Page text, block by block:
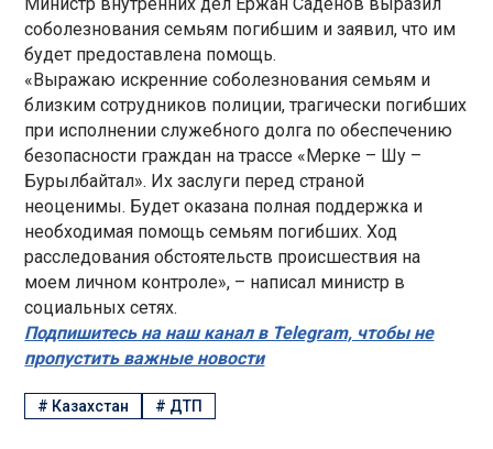
соболезнования семьям погибшим и заявил, что им
будет предоставлена помощь.
«Выражаю искренние соболезнования семьям и
близким сотрудников полиции, трагически погибших
при исполнении служебного долга по обеспечению
безопасности граждан на трассе «Мерке – Шу –
Бурылбайтал». Их заслуги перед страной
неоценимы. Будет оказана полная поддержка и
необходимая помощь семьям погибших. Ход
расследования обстоятельств происшествия на
моем личном контроле», – написал министр в
социальных сетях.
Подпишитесь на наш канал в Telegram, чтобы не
пропустить важные новости
# Казахстан # ДТП